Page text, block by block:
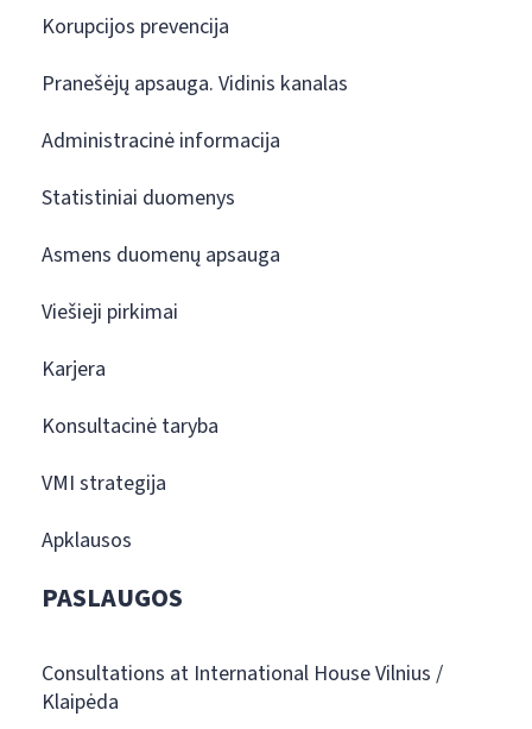
Korupcijos prevencija
Pranešėjų apsauga. Vidinis kanalas
Administracinė informacija
Statistiniai duomenys
Asmens duomenų apsauga
Viešieji pirkimai
Karjera
Konsultacinė taryba
VMI strategija
Apklausos
PASLAUGOS
Consultations at International House Vilnius /
Klaipėda